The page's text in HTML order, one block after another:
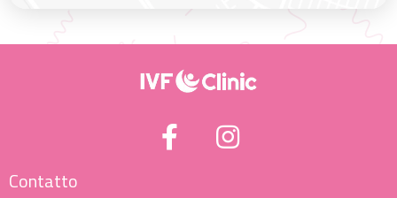
Contatto